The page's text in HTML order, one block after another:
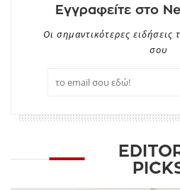
Εγγραφείτε στο
Οι σημαντικότερες
σου